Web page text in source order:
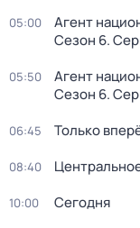
05:00 Агент
Сезон 6.
05:50 Агент
Сезон 6.
06:45 Только
08:40
10:00 Сегодня